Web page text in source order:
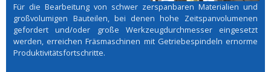
Für die Bearbeitung von schwer zerspanbaren Materialien und
großvolumigen Bauteilen, bei denen hohe Zeitspanvolumenen
gefordert und/oder große Werkzeugdurchmesser eingesetzt
werden, erreichen Fräsmaschinen mit Getriebespindeln ernorme
Produktivitätsfortschritte.